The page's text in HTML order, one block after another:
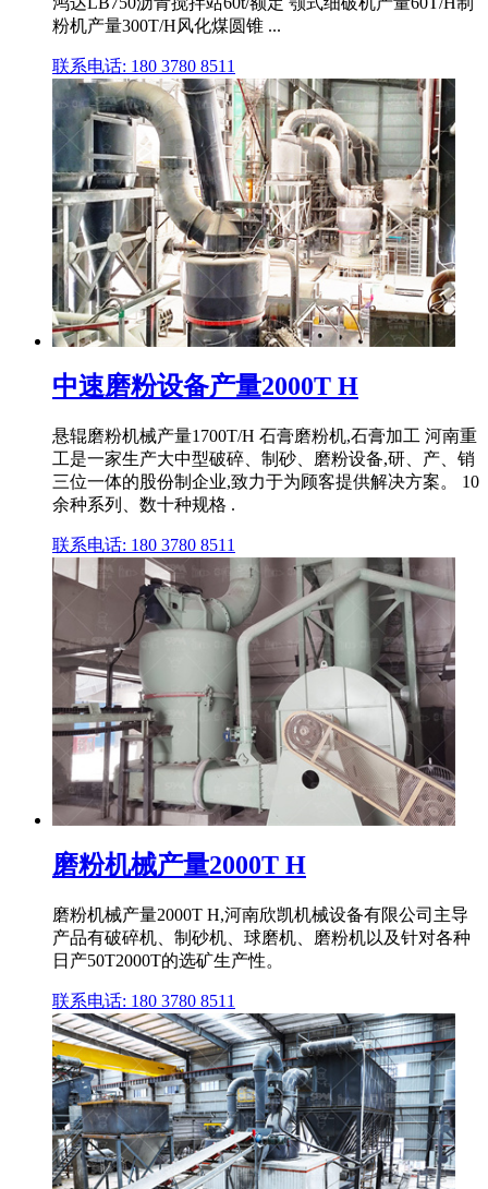
粉机产量300T/H风化煤圆锥 ...
联系电话: 180 3780 8511
中速磨粉设备产量2000T H
悬辊磨粉机械产量1700T/H 石膏磨粉机,石膏加工 河南重
工是一家生产大中型破碎、制砂、磨粉设备,研、产、销
三位一体的股份制企业,致力于为顾客提供解决方案。 10
余种系列、数十种规格 .
联系电话: 180 3780 8511
磨粉机械产量2000T H
磨粉机械产量2000T H,河南欣凯机械设备有限公司主导
产品有破碎机、制砂机、球磨机、磨粉机以及针对各种
日产50T2000T的选矿生产性。
联系电话: 180 3780 8511